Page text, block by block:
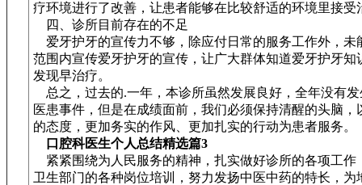
疗环境进行了改善，让患者能够在比较舒适的环境里接受
四、诊所目前存在的不足
爱牙护牙的宣传力不够，除应付日常的服务工作外，未
范围内宣传爱牙护牙的宣传，让广大群体知道爱牙护牙知
发现早治疗。
总之，过去的.一年，本诊所虽然发展良好，全年没有
医患事件，但是在成绩面前，我们必须保持清醒的头脑，
的态度，更加务实的作风、更加扎实的行动为患者服务。
口腔科医生个人总结精选篇3
紧紧围绕为人民服务的精神，扎实做好诊所的各项工作
卫生部门的各种岗位培训，努力发扬中医中药的特长，为